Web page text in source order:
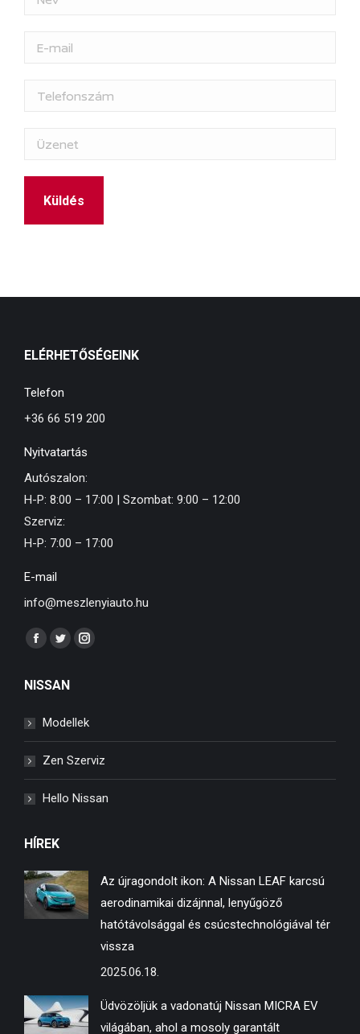
ELÉRHETŐSÉGEINK
Telefon
+36 66 519 200
Nyitvatartás
Autószalon:
H-P: 8:00 – 17:00 | Szombat: 9:00 – 12:00
Szerviz:
H-P: 7:00 – 17:00
E-mail
info@meszlenyiauto.hu
Find us on:
Facebook
opens
window
Twitter
opens
window
Instagram
window
NISSAN
Modellek
Zen Szerviz
Hello Nissan
HÍREK
Az újragondolt ikon: A Nissan LEAF karcsú
aerodinamikai dizájnnal, lenyűgöző
hatótávolsággal és csúcstechnológiával tér
vissza
2025.06.18.
Üdvözöljük a vadonatúj Nissan MICRA EV
világában, ahol a mosoly garantált